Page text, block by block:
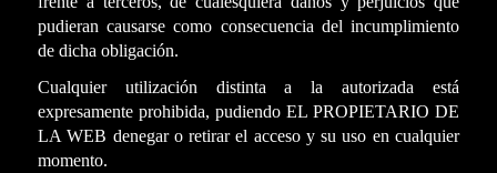
pudieran causarse como consecuencia del incumplimiento
de dicha obligación.
Cualquier utilización distinta a la autorizada está
expresamente prohibida, pudiendo EL PROPIETARIO DE
LA WEB denegar o retirar el acceso y su uso en cualquier
momento.